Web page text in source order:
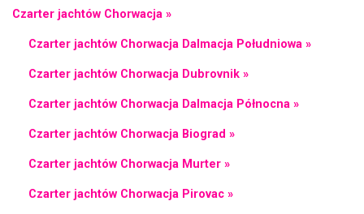
Czarter jachtów Chorwacja »
Czarter jachtów Chorwacja Dalmacja Południowa »
Czarter jachtów Chorwacja Dubrovnik »
Czarter jachtów Chorwacja Dalmacja Północna »
Czarter jachtów Chorwacja Biograd »
Czarter jachtów Chorwacja Murter »
Czarter jachtów Chorwacja Pirovac »